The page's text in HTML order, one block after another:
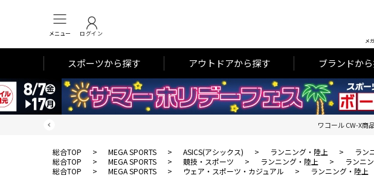
メニュー ログイン
メ
スポーツから探す アウトドアから探す ブランドか
ワコール CW-X商
総合TOP > MEGA SPORTS > ASICS(アシックス) > ランニング・陸上 > ラン
総合TOP
> MEGA SPORTS > 競技・スポーツ > ランニング・陸上 > ランニ
総合TOP
> MEGA SPORTS > ウェア・スポーツ・カジュアル > ランニング・陸上